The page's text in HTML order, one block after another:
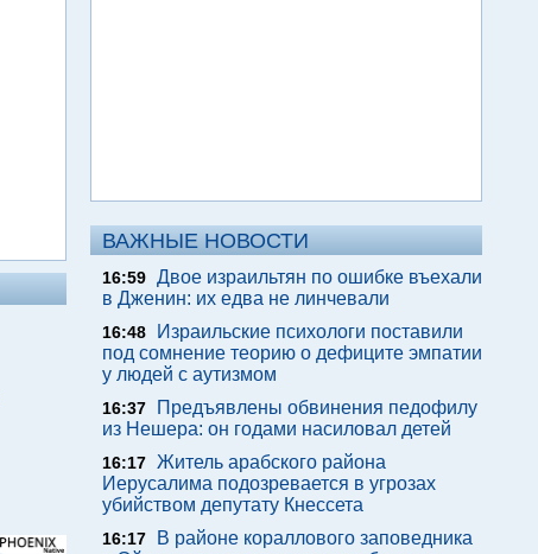
ВАЖНЫЕ НОВОСТИ
16:59 Двое израильтян по ошибке въехали
в Дженин: их едва не линчевали
16:48
Израильские психологи поставили
под сомнение теорию о дефиците эмпатии
у людей с аутизмом
16:37
Предъявлены обвинения педофилу
из Нешера: он годами насиловал детей
16:17 Житель арабского района
Иерусалима подозревается в угрозах
убийством депутату Кнессета
16:17
В районе кораллового заповедника